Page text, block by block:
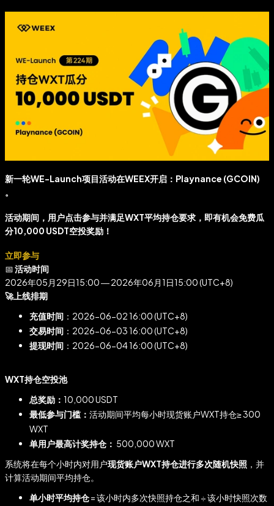
新一轮WE-Launch项目活动在WEEX开启： Playnance (GCOIN)
。
活动期间，用户点击参与并满足WXT平均持仓要求，即有机会免费瓜
分10,000 USDT空投奖励！
立即参与
📅活动时间
2026年05月29日15:00 — 2026年06月1日15:00 (UTC+8)
🚀上线排期
充值时间 ：2026-06-02 16:00 (UTC+8)
交易时间 ：2026-06-03 16:00 (UTC+8)
提现时间 ：2026-06-04 16:00 (UTC+8)
WXT持仓空投池
总奖励： 10,000 USDT
最低参与门槛： 活动期间平均每小时现货账户WXT持仓≥ 300
WXT
单用户最高计奖持仓： 500,000 WXT
系统将在每个小时内对用户现货账户WXT持仓进行多次随机快照 ，并
计算活动期间平均持仓。
单小时平均持仓= 该小时内多次快照持仓之和 ÷ 该小时快照次数